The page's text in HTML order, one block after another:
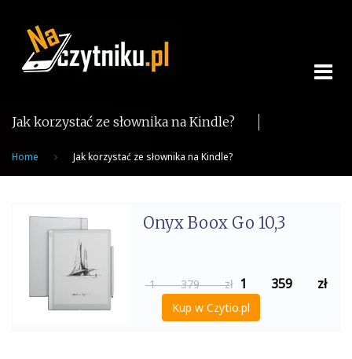
content
Jak korzystać ze słownika na Kindle?
Home Jak korzystać ze słownika na Kindle?
Onyx Boox Go 10,3
1 379 zł 1 359 zł
Kup w Czytio.pl